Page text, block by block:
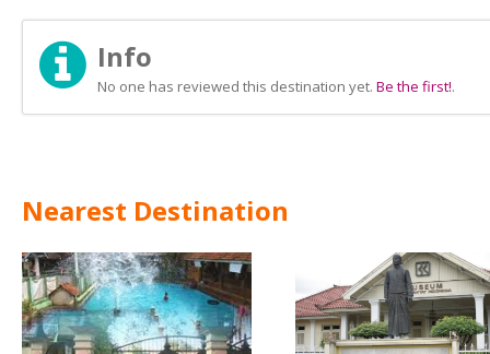
Info
No one has reviewed this destination yet. Be the first!.
Nearest Destination